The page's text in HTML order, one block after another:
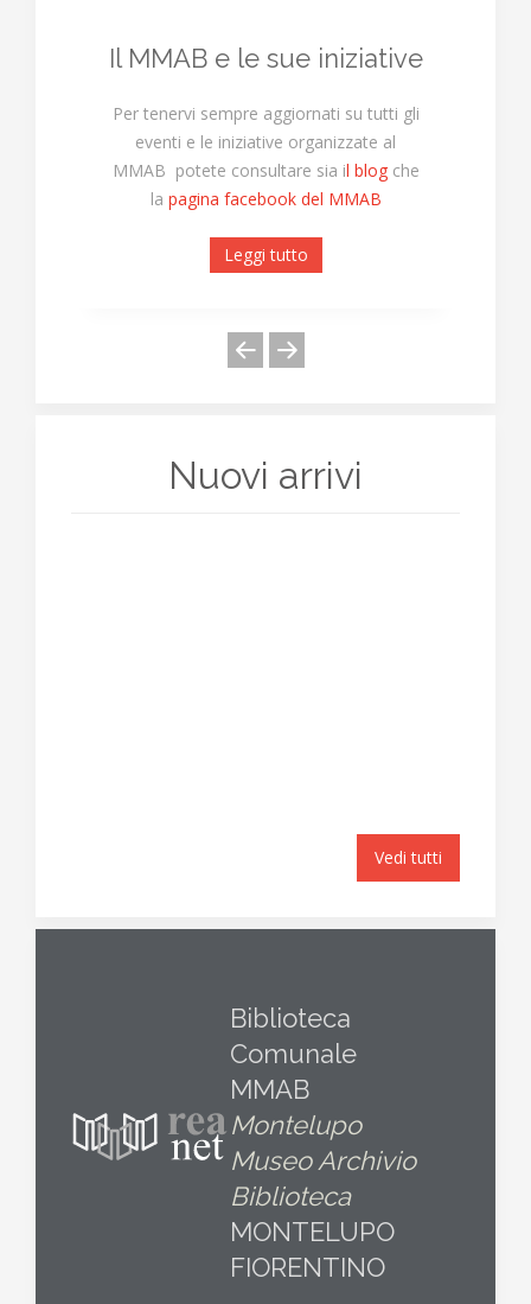
Il MMAB e le sue iniziative
Per tenervi sempre aggiornati su tutti gli
eventi e le iniziative organizzate al
MMAB potete consultare sia il blog che
la pagina facebook del MMAB
Leggi tutto
Nuovi arrivi
Vedi tutti
Biblioteca
Comunale
MMAB
Montelupo
Museo Archivio
Biblioteca
MONTELUPO
FIORENTINO